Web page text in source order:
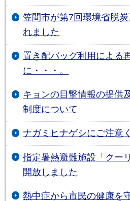
笠間市が第7回環境省脱
れました
置き配バッグ利用による
に・・・。
キョンの目撃情報の提供
制度について
ナガミヒナゲシにご注意
指定暑熱避難施設「クー
開放しました
熱中症から市民の健康を